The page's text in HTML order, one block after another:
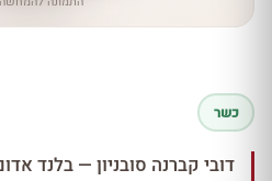
כשר
דובי קברנה סובניון — בלנד